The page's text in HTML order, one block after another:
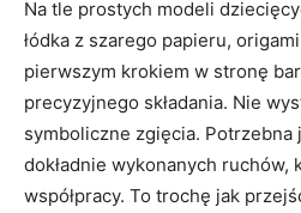
Na tle prostych modeli
łódka z szarego papieru,
pierwszym krokiem w stronę
precyzyjnego składania. Nie
symboliczne zgięcia.
dokładnie wykonanych ruchów,
współpracy. To trochę jak